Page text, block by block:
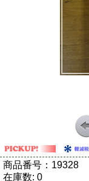
商品番号： 19328
在庫数: 0